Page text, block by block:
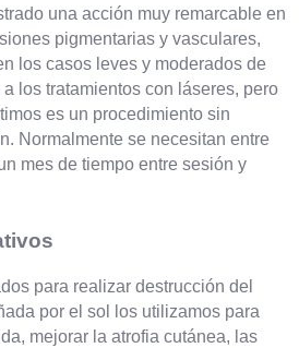
una acción muy remarcable en
pigmentarias y vasculares,
los casos leves y moderados de
los tratamientos con láseres, pero
es un procedimiento sin
Normalmente se necesitan entre
mes de tiempo entre sesión y
para realizar destrucción del
por el sol los utilizamos para
mejorar la atrofia cutánea, las